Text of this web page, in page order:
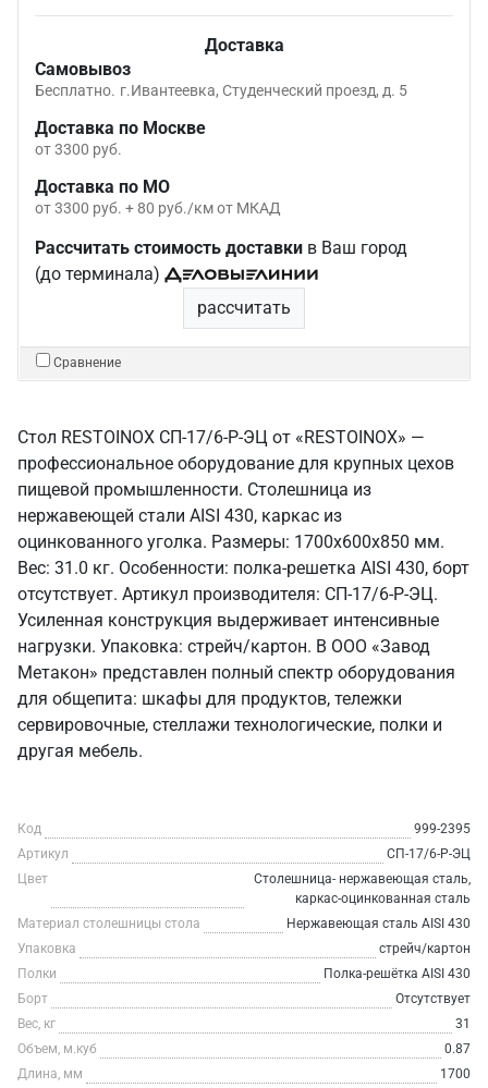
Доставка
Самовывоз
Бесплатно. г.Ивантеевка, Студенческий проезд, д. 5
Доставка по Москве
от 3300 руб.
Доставка по МО
от 3300 руб. + 80 руб./км от МКАД
Рассчитать стоимость доставки в Ваш город
(до терминала)
рассчитать
Сравнение
Стол RESTOINOX СП-17/6-Р-ЭЦ от «RESTOINOX» —
профессиональное оборудование для крупных цехов
пищевой промышленности. Столешница из
нержавеющей стали AISI 430, каркас из
оцинкованного уголка. Размеры: 1700x600x850 мм.
Вес: 31.0 кг. Особенности: полка-решетка AISI 430, борт
отсутствует. Артикул производителя: СП-17/6-Р-ЭЦ.
Усиленная конструкция выдерживает интенсивные
нагрузки. Упаковка: стрейч/картон. В ООО «Завод
Метакон» представлен полный спектр оборудования
для общепита: шкафы для продуктов, тележки
сервировочные, стеллажи технологические, полки и
другая мебель.
Код
999-2395
Артикул
СП-17/6-Р-ЭЦ
Цвет
Столешница- нержавеющая сталь,
каркас-оцинкованная сталь
Материал столешницы стола
Нержавеющая сталь AISI 430
Упаковка
стрейч/картон
Полки
Полка-решётка AISI 430
Борт
Отсутствует
Вес, кг
31
Объем, м.куб
0.87
Длина, мм
1700